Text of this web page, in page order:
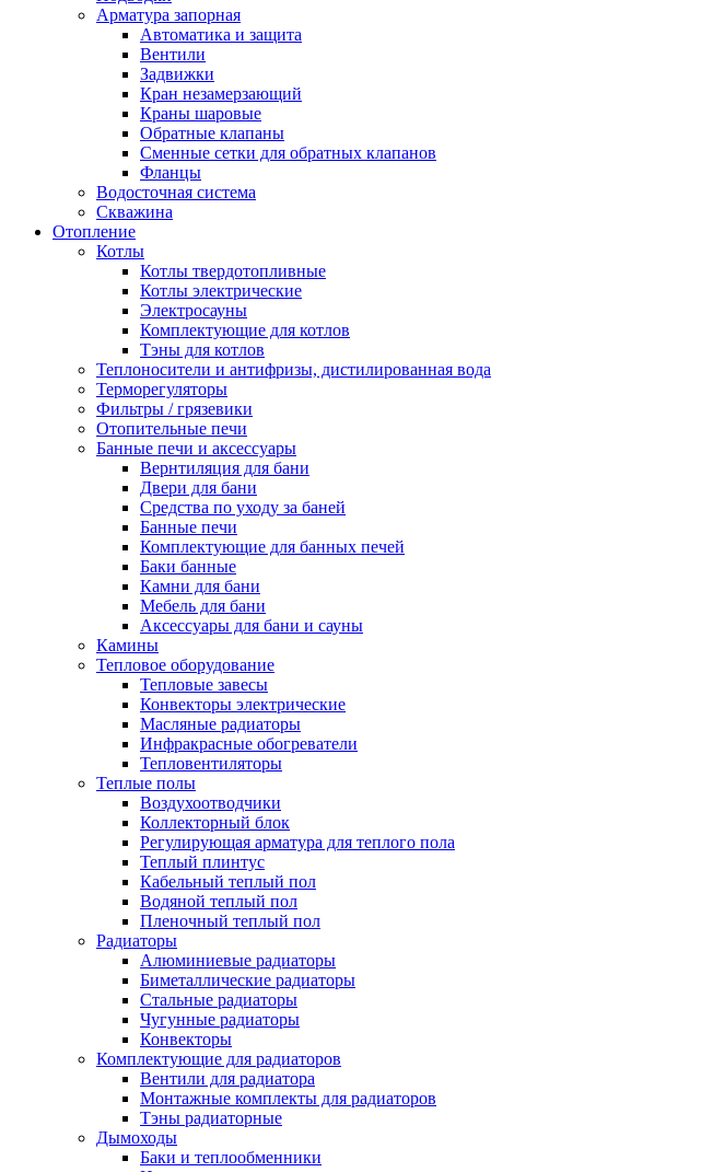
Арматура запорная
Автоматика и защита
Вентили
Задвижки
Кран незамерзающий
Краны шаровые
Обратные клапаны
Сменные сетки для обратных клапанов
Фланцы
Водосточная система
Скважина
Отопление
Котлы
Котлы твердотопливные
Котлы электрические
Электросауны
Комплектующие для котлов
Тэны для котлов
Теплоносители и антифризы, дистилированная вода
Терморегуляторы
Фильтры / грязевики
Отопительные печи
Банные печи и аксессуары
Вернтиляция для бани
Двери для бани
Средства по уходу за баней
Банные печи
Комплектующие для банных печей
Баки банные
Камни для бани
Мебель для бани
Аксессуары для бани и сауны
Камины
Тепловое оборудование
Тепловые завесы
Конвекторы электрические
Масляные радиаторы
Инфракрасные обогреватели
Тепловентиляторы
Теплые полы
Воздухоотводчики
Коллекторный блок
Регулирующая арматура для теплого пола
Теплый плинтус
Кабельный теплый пол
Водяной теплый пол
Пленочный теплый пол
Радиаторы
Алюминиевые радиаторы
Биметаллические радиаторы
Стальные радиаторы
Чугунные радиаторы
Конвекторы
Комплектующие для радиаторов
Вентили для радиатора
Монтажные комплекты для радиаторов
Тэны радиаторные
Дымоходы
Баки и теплообменники